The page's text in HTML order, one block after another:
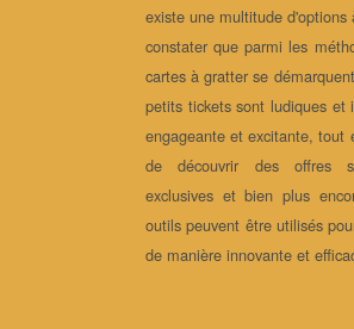
existe une multitude d'options
constater que parmi les
cartes à gratter se
petits tickets sont ludiques et
engageante et excitante, tout
de découvrir des offres
exclusives et bien plus
outils peuvent être utilisés
de manière innovante et